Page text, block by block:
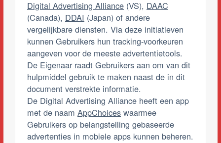
Digital Advertising Alliance (VS), DAAC
(Canada), DDAI (Japan) of andere
vergelijkbare diensten. Via deze initiatieven
kunnen Gebruikers hun tracking-voorkeuren
aangeven voor de meeste advertentietools.
De Eigenaar raadt Gebruikers aan om van dit
hulpmiddel gebruik te maken naast de in dit
document verstrekte informatie.
De Digital Advertising Alliance heeft een app
met de naam AppChoices waarmee
Gebruikers op belangstelling gebaseerde
advertenties in mobiele apps kunnen beheren.